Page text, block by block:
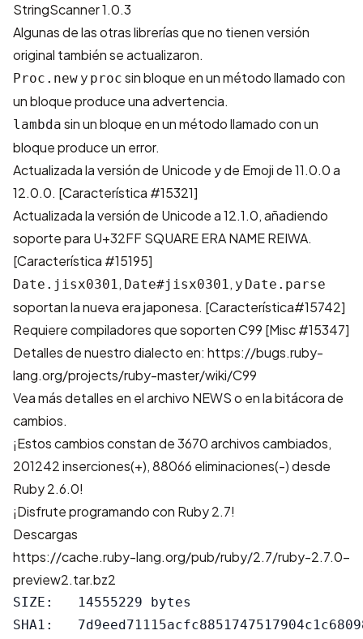
StringScanner 1.0.3
Algunas de las otras librerías que no tienen versión
original también se actualizaron.
Proc.new y proc sin bloque en un método llamado con
un bloque produce una advertencia.
lambda sin un bloque en un método llamado con un
bloque produce un error.
Actualizada la versión de Unicode y de Emoji de 11.0.0 a
12.0.0. [Característica #15321]
Actualizada la versión de Unicode a 12.1.0, añadiendo
soporte para U+32FF SQUARE ERA NAME REIWA.
[Característica #15195]
Date.jisx0301, Date#jisx0301, y Date.parse
soportan la nueva era japonesa. [Característica#15742]
Requiere compiladores que soporten C99 [Misc #15347]
Detalles de nuestro dialecto en: https://bugs.ruby-
lang.org/projects/ruby-master/wiki/C99
Vea más detalles en el archivo NEWSo enla bitácora de
cambios.
¡Estos cambios constan de3670 archivos cambiados,
201242 inserciones(+), 88066 eliminaciones(-)desde
Ruby 2.6.0!
¡Disfrute programando con Ruby 2.7!
Descargas
https://cache.ruby-lang.org/pub/ruby/2.7/ruby-2.7.0-
preview2.tar.bz2
SIZE:   14555229 bytes
SHA1: